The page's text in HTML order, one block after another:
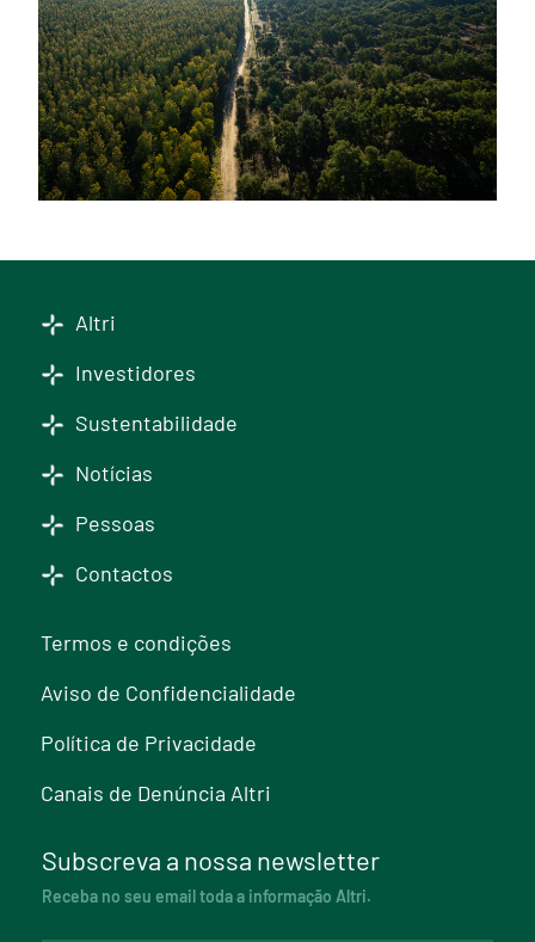
Altri
Investidores
Sustentabilidade
Notícias
Pessoas
Contactos
Termos e condições
Aviso de Confidencialidade
Política de Privacidade
Canais de Denúncia Altri
Subscreva a nossa newsletter
Receba no seu email toda a informação Altri.